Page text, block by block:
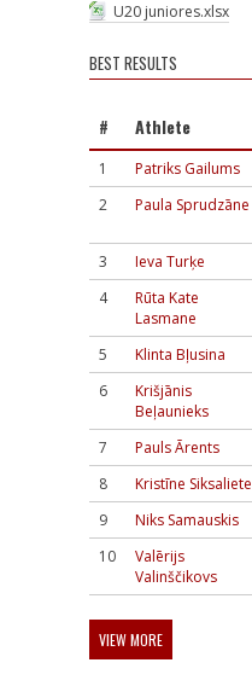
U20 juniores.xlsx
BEST RESULTS
# Athlete
1 Patriks Gailums
2
Paula Sprudzāne
3 Ieva Turķe
4
Rūta Kate
Lasmane
5 Klinta Bļusina
6
Krišjānis
Beļaunieks
7 Pauls Ārents
8
Kristīne Siksaliete
9
Niks Samauskis
10
Valērijs
Valinščikovs
VIEW MORE